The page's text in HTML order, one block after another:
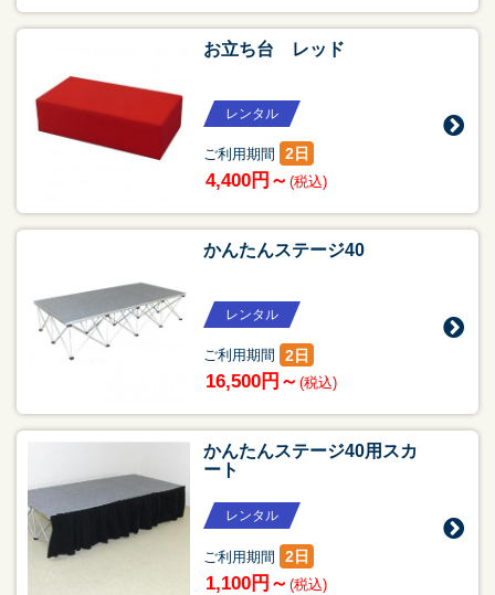
お立ち台 レッド
レンタル
ご利用期間 2日
4,400円～ (税込)
かんたんステージ40
レンタル
ご利用期間 2日
16,500円～ (税込)
かんたんステージ40用スカ
ート
レンタル
ご利用期間 2日
1,100円～ (税込)